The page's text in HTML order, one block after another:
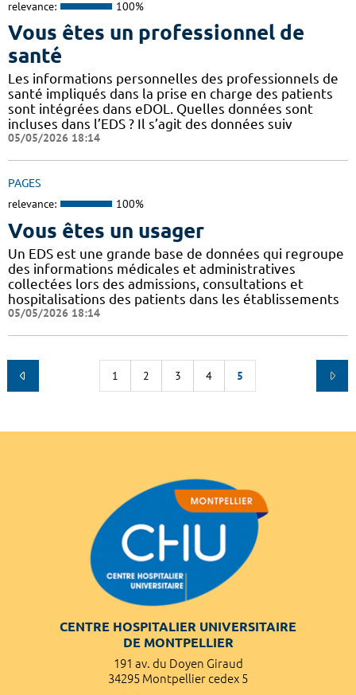
relevance: 100%
Vous êtes un professionnel de
santé
Les informations personnelles des professionnels de
santé impliqués dans la prise en charge des patients
sont intégrées dans eDOL. Quelles données sont
incluses dans l’EDS ? Il s’agit des données suiv
05/05/2026 18:14
PAGES
relevance: 100%
Vous êtes un usager
Un EDS est une grande base de données qui regroupe
des informations médicales et administratives
collectées lors des admissions, consultations et
hospitalisations des patients dans les établissements
05/05/2026 18:14
1 2 3 4 5
CENTRE HOSPITALIER UNIVERSITAIRE
DE MONTPELLIER
191 av. du Doyen Giraud
34295 Montpellier cedex 5